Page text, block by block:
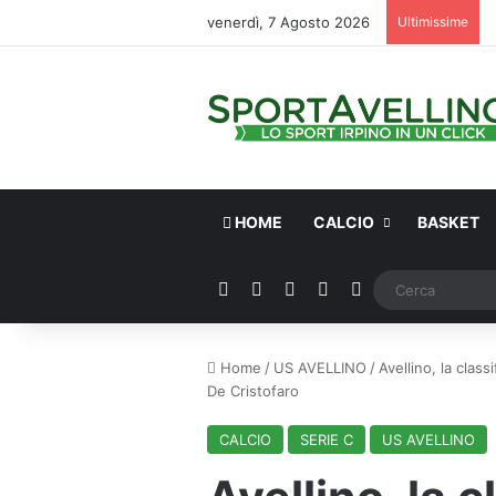
venerdì, 7 Agosto 2026 Ultimissime
HOME CALCIO BASKET
Facebook You TubeInstagram
WhatsApp
Home / US AVELLINO / Avellino, la
De Cristofaro
CALCIO SERIE C US AVELLINO